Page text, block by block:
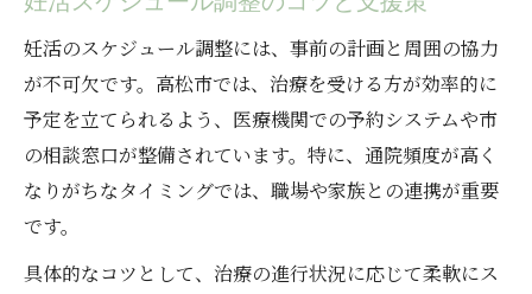
妊活のスケジュール調整には、事前の計画と周囲の協力
が不可欠です。高松市では、治療を受ける方が効率的に
予定を立てられるよう、医療機関での予約システムや市
の相談窓口が整備されています。特に、通院頻度が高く
なりがちなタイミングでは、職場や家族との連携が重要
です。
具体的なコツとして、治療の進行状況に応じて柔軟にス